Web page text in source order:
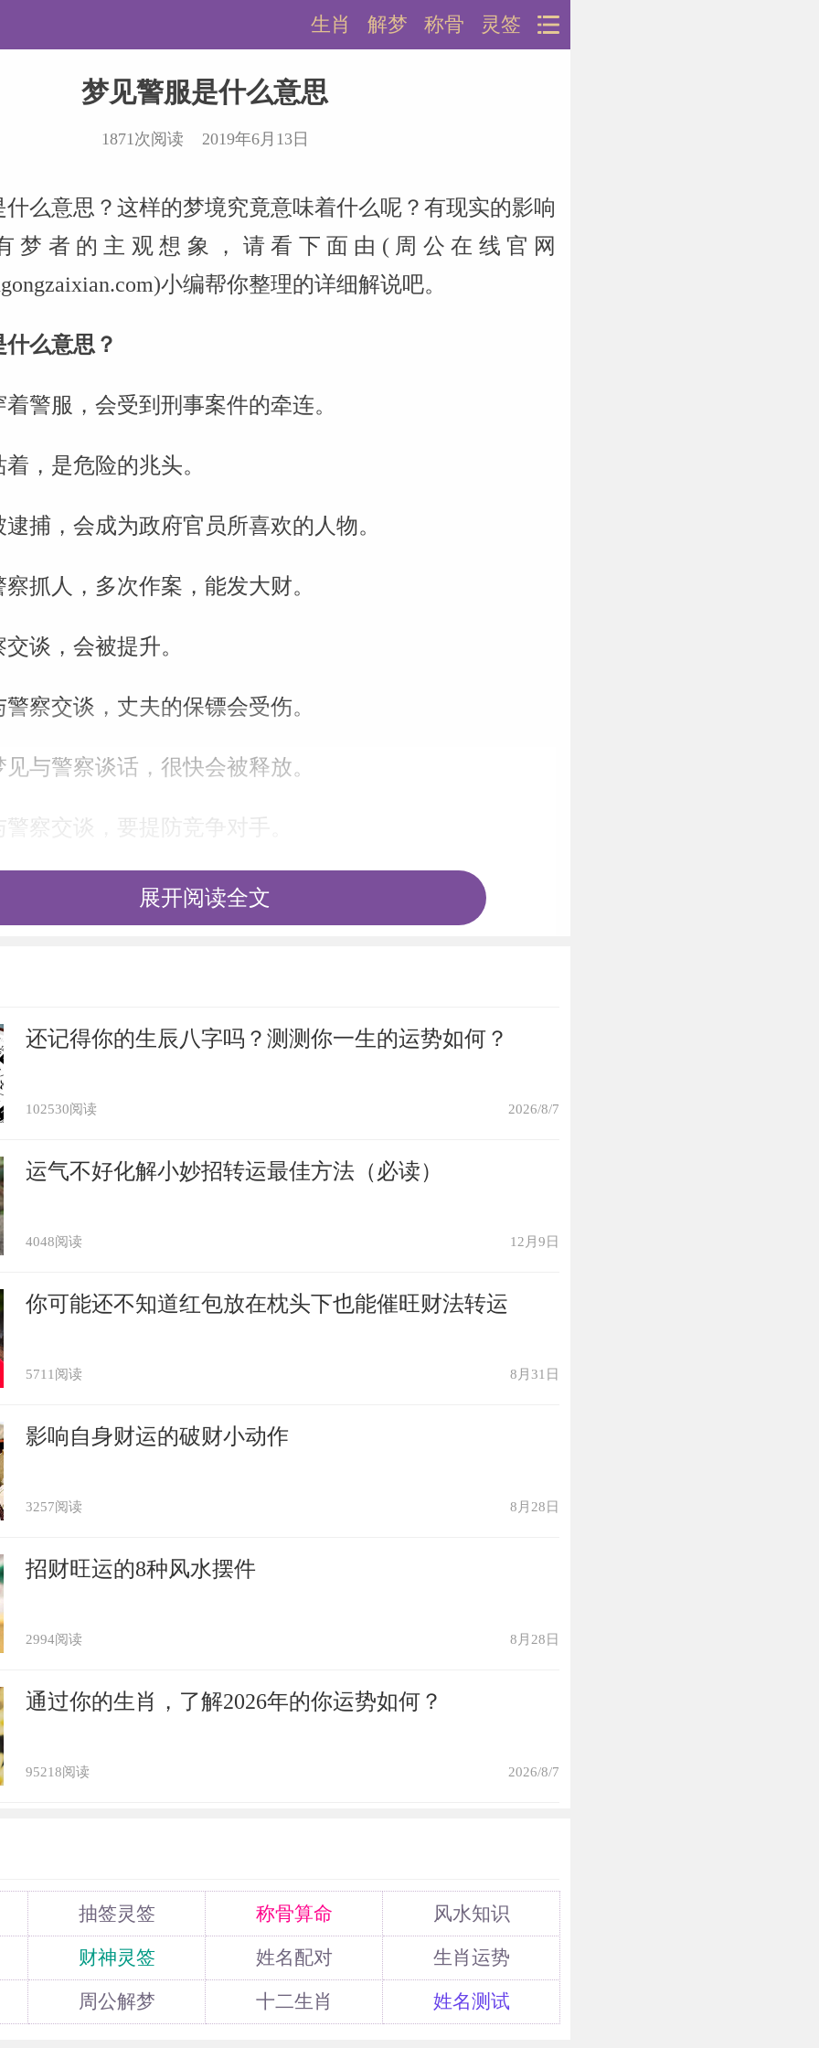
灵签
称骨
解梦
生肖
梦见警服是什么意思
1871次阅读 2019年6月13日
什么意思？这样的梦境究竟意味着什么呢？有现实的影响
梦者的主观想象，请看下面由(周公在线官网
小编帮你整理的详细解说吧。
么意思？
警服，会受到刑事案件的牵连。
，是危险的兆头。
捕，会成为政府官员所喜欢的人物。
抓人，多次作案，能发大财。
谈，会被提升。
察交谈，丈夫的保镖会受伤。
与警察谈话，很快会被释放。
察交谈，要提防竞争对手。
警察交谈，政府和警察会非常尊重自己。
援助，作梦人会幸福安全。
于警察帮助，很快要出狱。
打，会贪污公款，损失惨重。
警察，会威信扫地。
展开阅读全文
还记得你的生辰八字吗？测测你一生的运势如何？
102530阅读 2026/8/7
运气不好化解小妙招转运最佳方法（必读）
4048阅读 12月9日
你可能还不知道红包放在枕头下也能催旺财法转运
5711阅读 8月31日
影响自身财运的破财小动作
3257阅读 8月28日
招财旺运的8种风水摆件
2994阅读 8月28日
通过你的生肖，了解2026年的你运势如何？
95218阅读 2026/8/7
抽签灵签 称骨算命
风水知识
财神灵签
姓名配对
生肖运势
周公解梦
十二生肖 姓名测试